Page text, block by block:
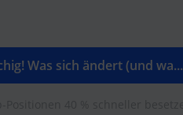
Was sich ändert (und wa...